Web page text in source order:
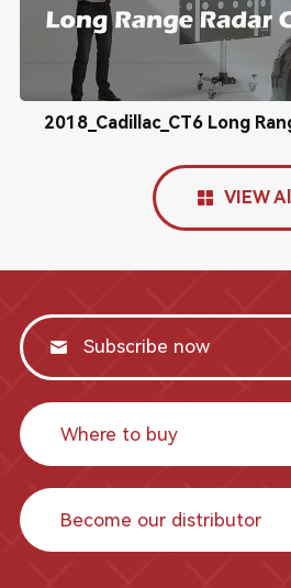
VIEW All
Where to buy
Become our distributor